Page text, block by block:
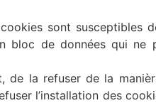
sont susceptibles
bloc de données qui ne
de la refuser de la
l’installation des